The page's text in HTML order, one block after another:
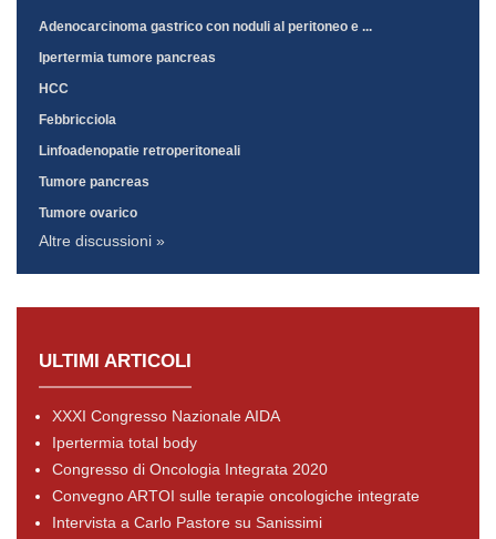
Adenocarcinoma gastrico con noduli al peritoneo e ...
Ipertermia tumore pancreas
HCC
Febbricciola
Linfoadenopatie retroperitoneali
Tumore pancreas
Tumore ovarico
Altre discussioni »
ULTIMI ARTICOLI
XXXI Congresso Nazionale AIDA
Ipertermia total body
Congresso di Oncologia Integrata 2020
Convegno ARTOI sulle terapie oncologiche integrate
Intervista a Carlo Pastore su Sanissimi